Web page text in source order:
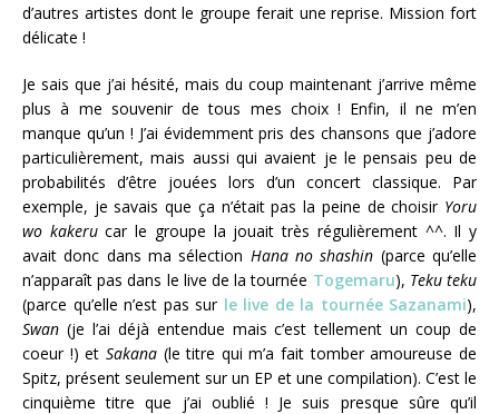
d’autres artistes dont le groupe ferait une reprise. Mission fort
délicate !
Je sais que j’ai hésité, mais du coup maintenant j’arrive même
plus à me souvenir de tous mes choix ! Enfin, il ne m’en
manque qu’un ! J’ai évidemment pris des chansons que j’adore
particulièrement, mais aussi qui avaient je le pensais peu de
probabilités d’être jouées lors d’un concert classique. Par
exemple, je savais que ça n’était pas la peine de choisir Yoru
wo kakerucar le groupe la jouait très régulièrement ^^. Il y
avait donc dans ma sélection Hana no shashin (parce qu’elle
n’apparaît pas dans le live de la tournée Togemaru), Teku teku
(parce qu’elle n’est pas sur le live de la tournée Sazanami),
Swan (je l’ai déjà entendue mais c’est tellement un coup de
coeur !) et Sakana(le titre qui m’a fait tomber amoureuse de
Spitz, présent seulement sur un EP et une compilation). C’est le
cinquième titre que j’ai oublié ! Je suis presque sûre qu’il